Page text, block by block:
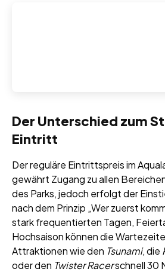
Der Unterschied zum
Eintritt
Der reguläre Eintrittspreis im
gewährt Zugang zu allen
des Parks, jedoch erfolgt der
nach dem Prinzip „Wer zuerst
stark frequentierten Tagen,
Hochsaison können die
Attraktionen wie den Tsunami, die
oder den Twister Racerschnell 30